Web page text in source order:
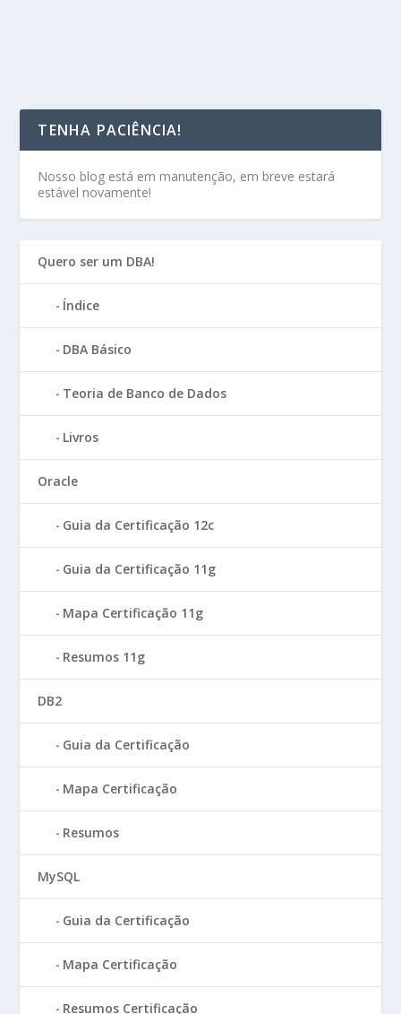
TENHA PACIÊNCIA!
Nosso blog está em manutenção, em breve estará
estável novamente!
Quero ser um DBA!
Índice
DBA Básico
Teoria de Banco de Dados
Livros
Oracle
Guia da Certificação 12c
Guia da Certificação 11g
Mapa Certificação 11g
Resumos 11g
DB2
Guia da Certificação
Mapa Certificação
Resumos
MySQL
Guia da Certificação
Mapa Certificação
Resumos Certificação